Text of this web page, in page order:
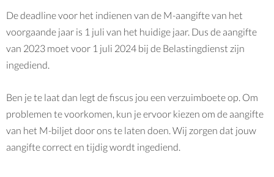
De deadline voor het indienen van de M-aangifte van het
voorgaande jaar is 1 juli van het huidige jaar. Dus de aangifte
van 2023 moet voor 1 juli 2024 bij de Belastingdienst zijn
ingediend.
Ben je te laat dan legt de fiscus jou een verzuimboete op. Om
problemen te voorkomen, kun je ervoor kiezen om de aangifte
van het M-biljet door ons te laten doen. Wij zorgen dat jouw
aangifte correct en tijdig wordt ingediend.